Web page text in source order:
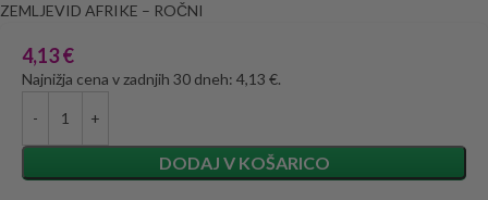
ZEMLJEVID AFRIKE – ROČNI
4,13€
Najnižja cena v zadnjih 30 dneh: 4,13 €.
DODAJ V KOŠARICO